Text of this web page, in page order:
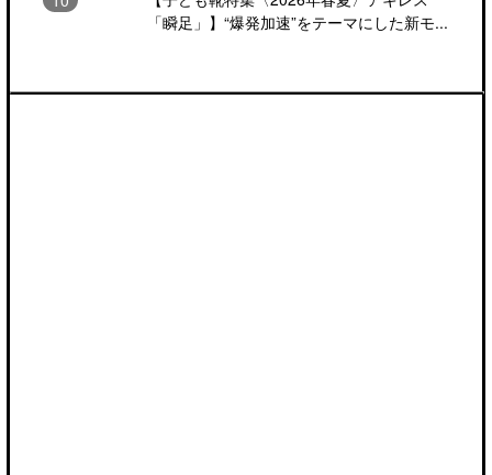
「瞬足」】“爆発加速”をテーマにした新モ...